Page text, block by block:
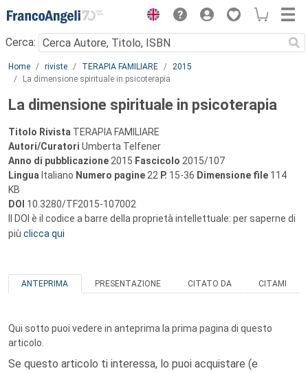
Menu
Cerca:
Main content
Home riviste TERAPIA FAMILIARE
2015
La dimensione spirituale in psicoterapia
La dimensione spirituale in psicoterapia
Titolo Rivista TERAPIA FAMILIARE
Autori/Curatori Umberta Telfener
Anno di pubblicazione 2015 Fascicolo 2015/107
Lingua Italiano Numero pagine 22 P. 15-36 Dimensione file 114
KB
DOI 10.3280/TF2015-107002
Il DOI è il codice a barre della proprietà intellettuale: per saperne di
più clicca qui
ANTEPRIMA PRESENTAZIONE CITATO DA CITAMI
Qui sotto puoi vedere in anteprima la prima pagina di questo
articolo.
Se questo articolo ti interessa, lo puoi acquistare (e